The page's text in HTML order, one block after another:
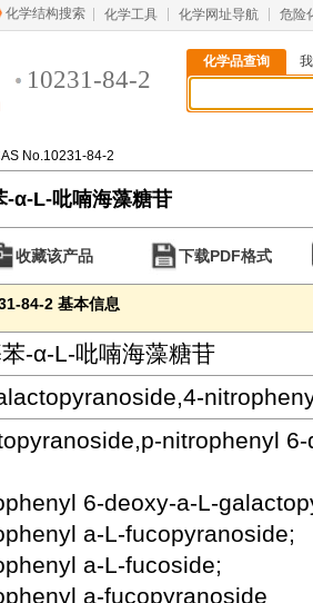
化学结构搜索 化学工具 化学网址导航 危险
10231-84-2
化学品查询
No.10231-84-2
α-L-吡喃海藻糖苷
收藏该产品 下载PDF格式
84-2 基本信息
-α-L-吡喃海藻糖苷
nitrophenyl
6-deoxy-a-L-
a-L-fucopyranoside;
a-L-fucoside;
a-fucopyranoside